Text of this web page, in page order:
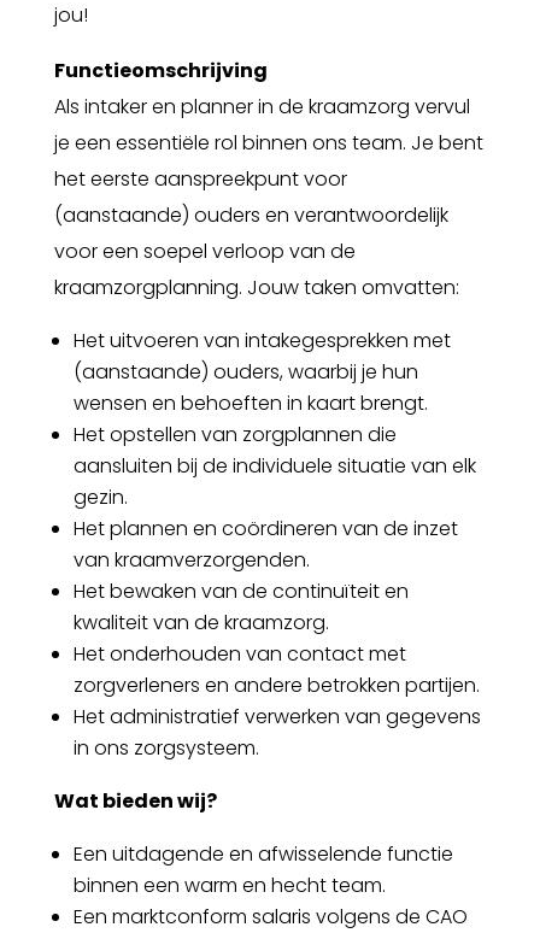
jou!
Functieomschrijving
Als intaker en planner in de kraamzorg vervul
je een essentiële rol binnen ons team. Je bent
het eerste aanspreekpunt voor
(aanstaande) ouders en verantwoordelijk
voor een soepel verloop van de
kraamzorgplanning. Jouw taken omvatten:
Het uitvoeren van intakegesprekken met
(aanstaande) ouders, waarbij je hun
wensen en behoeften in kaart brengt.
Het opstellen van zorgplannen die
aansluiten bij de individuele situatie van elk
gezin.
Het plannen en coördineren van de inzet
van kraamverzorgenden.
Het bewaken van de continuïteit en
kwaliteit van de kraamzorg.
Het onderhouden van contact met
zorgverleners en andere betrokken partijen.
Het administratief verwerken van gegevens
in ons zorgsysteem.
Wat bieden wij?
Een uitdagende en afwisselende functie
binnen een warm en hecht team.
Een marktconform salaris volgens de CAO